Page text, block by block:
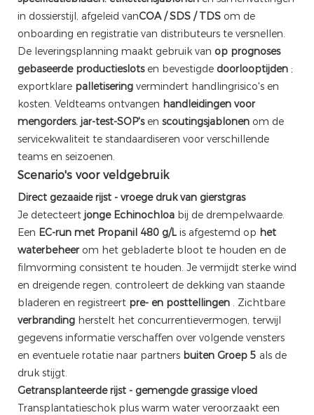
in dossierstijl, afgeleid vanCOA / SDS / TDS om de
onboarding en registratie van distributeurs te versnellen.
De leveringsplanning maakt gebruik van op prognoses
gebaseerde productieslotsen bevestigde doorlooptijden ;
exportklare palletisering vermindert handlingrisico's en
kosten. Veldteams ontvangen handleidingen voor
mengorders. jar-test-SOP'sen scoutingsjablonen om de
servicekwaliteit te standaardiseren voor verschillende
teams en seizoenen.
Scenario's voor veldgebruik
Direct gezaaide rijst - vroege druk van gierstgras
Je detecteert jonge Echinochloa bij de drempelwaarde.
Een EC-run met Propanil 480 g/L is afgestemd op het
waterbeheerom het gebladerte bloot te houden en de
filmvorming consistent te houden. Je vermijdt sterke wind
en dreigende regen, controleert de dekking van staande
bladeren en registreert pre- en posttellingen . Zichtbare
verbranding herstelt het concurrentievermogen, terwijl
gegevens informatie verschaffen over volgende vensters
en eventuele rotatie naar partners buiten Groep 5 als de
druk stijgt.
Getransplanteerde rijst - gemengde grassige vloed
Transplantatieschok plus warm water veroorzaakt een